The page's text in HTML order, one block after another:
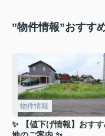
”物件情報”おすす
物件情報
✨ 【値下げ情報】おす